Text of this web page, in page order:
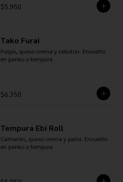
$5.950
Tako Furai
Pulpo, queso crema y cebollín. Envuelto
en panko o tempura
$6.350
Tempura Ebi Roll
Camarón, queso crema y palta. Envuelto
en panko o tempura